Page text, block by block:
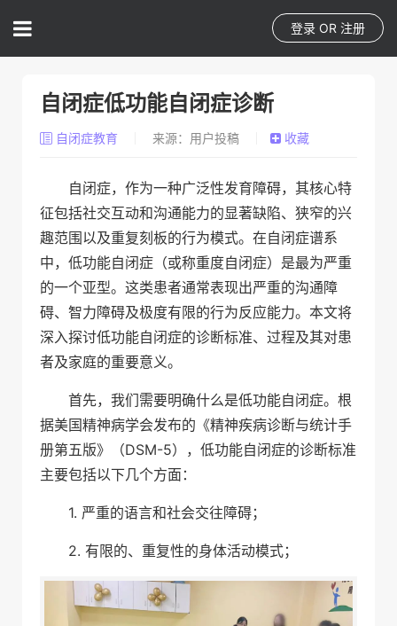
登录 OR 注册
自闭症低功能自闭症诊断
自闭症教育 来源：用户投稿 收藏
自闭症，作为一种广泛性发育障碍，其核心特
征包括社交互动和沟通能力的显著缺陷、狭窄的兴
趣范围以及重复刻板的行为模式。在自闭症谱系
中，低功能自闭症（或称重度自闭症）是最为严重
的一个亚型。这类患者通常表现出严重的沟通障
碍、智力障碍及极度有限的行为反应能力。本文将
深入探讨低功能自闭症的诊断标准、过程及其对患
者及家庭的重要意义。
首先，我们需要明确什么是低功能自闭症。根
据美国精神病学会发布的《精神疾病诊断与统计手
册第五版》（DSM-5），低功能自闭症的诊断标准
主要包括以下几个方面：
1. 严重的语言和社会交往障碍；
2. 有限的、重复性的身体活动模式；